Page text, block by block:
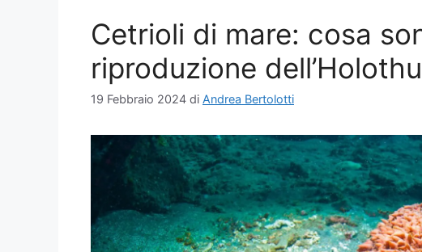
Cetrioli di mare: cosa
riproduzione
19 Febbraio 2024 di Andrea Bertolotti